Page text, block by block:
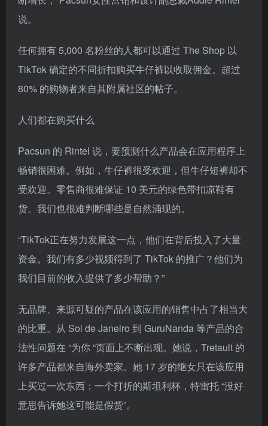
说。
任何拥有 5,000 名粉丝的人都可以通过 The Shop 以
TikTok 确定的不同折扣购买牛仔裤以收取佣金。超过
80% 的购物者来自其附属社区的帖子。
人们都在购买什么
Pacsun 的 Rintel 说，要预测什么产品会在应用程序上
畅销很困难。例如，牛仔裤很受欢迎，但牛仔短裤却不
受欢迎。零售商很难保证 10 美元的绿色带扣凉鞋有
货。我们也很难判断哪些是自然涌现的。
“TikTok正在努力发展这一点，他们在背后投入了大量
资金。我们有多少视频得到了 TikTok 的推广？他们为
我们目前的收入提供了多少帮助？”
无品牌、来源可疑的产品在该应用的销售中占了相当大
的比重。从 Sol de Janeiro 到 GuruNanda 等产品的合
法性问题在 “为你 “页面上不断出现。她说，Tretault 的
许多产品都来自海外卖家。她 17 岁的继女只在该应用
上买过一次东西：一个打折的斯坦利杯，特雷托 “没好
意思告诉她这可能是假货”。